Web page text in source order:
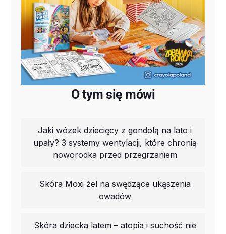
O tym się mówi
Jaki wózek dziecięcy z gondolą na lato i
upały? 3 systemy wentylacji, które chronią
noworodka przed przegrzaniem
Skóra Moxi żel na swędzące ukąszenia
owadów
Skóra dziecka latem – atopia i suchość nie